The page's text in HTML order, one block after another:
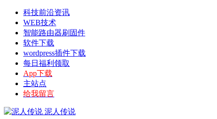
科技前沿资讯
WEB技术
智能路由器刷固件
软件下载
wordpress插件下载
每日福利领取
App下载
主站点
给我留言
泥人传说